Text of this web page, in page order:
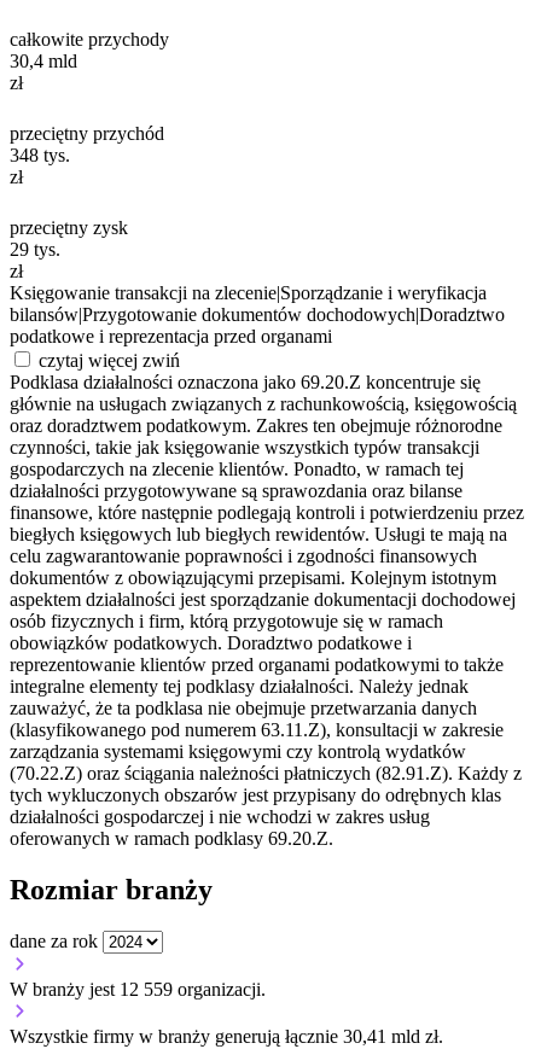
całkowite przychody
30,4 mld
zł
przeciętny przychód
348 tys.
zł
przeciętny zysk
29 tys.
zł
Księgowanie transakcji na zlecenie Sporządzanie i weryfikacja
bilansówPrzygotowanie dokumentów dochodowychDoradztwo
podatkowe i reprezentacja przed organami
czytaj więcej zwiń
Podklasa działalności oznaczona jako 69.20.Z koncentruje się
głównie na usługach związanych z rachunkowością, księgowością
oraz doradztwem podatkowym. Zakres ten obejmuje różnorodne
czynności, takie jak księgowanie wszystkich typów transakcji
gospodarczych na zlecenie klientów. Ponadto, w ramach tej
działalności przygotowywane są sprawozdania oraz bilanse
finansowe, które następnie podlegają kontroli i potwierdzeniu przez
biegłych księgowych lub biegłych rewidentów. Usługi te mają na
celu zagwarantowanie poprawności i zgodności finansowych
dokumentów z obowiązującymi przepisami. Kolejnym istotnym
aspektem działalności jest sporządzanie dokumentacji dochodowej
osób fizycznych i firm, którą przygotowuje się w ramach
obowiązków podatkowych. Doradztwo podatkowe i
reprezentowanie klientów przed organami podatkowymi to także
integralne elementy tej podklasy działalności. Należy jednak
zauważyć, że ta podklasa nie obejmuje przetwarzania danych
(klasyfikowanego pod numerem 63.11.Z), konsultacji w zakresie
zarządzania systemami księgowymi czy kontrolą wydatków
(70.22.Z) oraz ściągania należności płatniczych (82.91.Z). Każdy z
tych wykluczonych obszarów jest przypisany do odrębnych klas
działalności gospodarczej i nie wchodzi w zakres usług
oferowanych w ramach podklasy 69.20.Z.
Rozmiar branży
dane za rok
W branży jest 12 559 organizacji.
Wszystkie firmy w branży generują łącznie 30,41 mld zł.